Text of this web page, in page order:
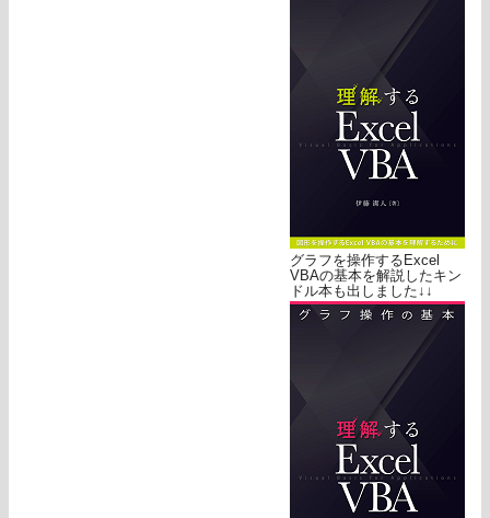
グラフを操作するExcel
VBAの基本を解説したキン
ドル本も出しました↓↓